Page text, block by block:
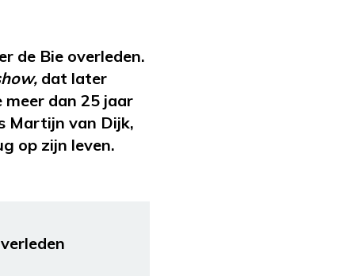
de Bie overleden.
dat later
meer dan 25 jaar
Martijn van Dijk,
op zijn leven.